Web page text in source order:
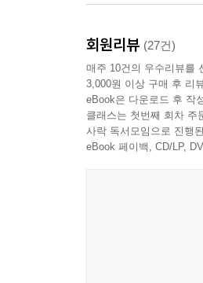
지금의 제 생각을 담
아마 저에게만 중요할
「인터뷰 이미상 × 조
“사람들은 다들 비슷
임현의 「거의 하나
분쟁과 직접적인 관
회원리뷰 (27건)
매주 10건의 우수리뷰를
3,000원 이상 구매 후 리
eBook은 다운로드 후 작
클래스는 첫번째 회차 주
사락 독서모임으로 진행
eBook 페이백, CD/LP,